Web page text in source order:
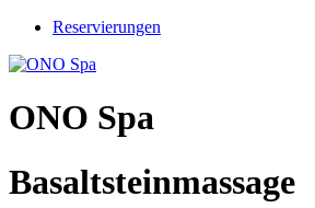
Reservierungen
ONO Spa
Basaltsteinmassage